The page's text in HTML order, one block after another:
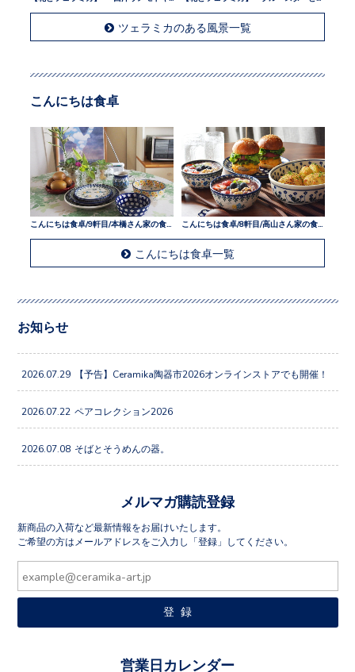
ツェラミカのある風景一覧
こんにちは食卓
こんにちは食卓/9軒目/本橋さん家の食卓
こんにちは食卓一覧
お知らせ
2026.07.29 【予告】Ceramika陶器市2026オンラインストアでも開催！
2026.07.22 ペアコレクション2026
2026.07.08 そばとそうめんの器。
メルマガ購読登録
新商品の入荷など最新情報をお届けいたします。
ご希望の方はメールアドレスをご入力し「登録」してください。
営業日カレンダー